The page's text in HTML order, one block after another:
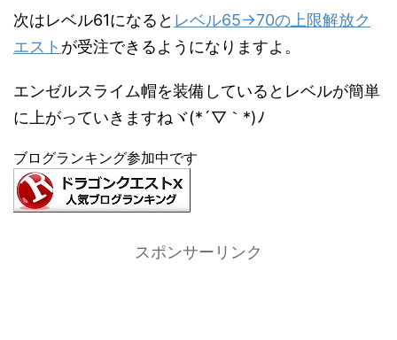
次はレベル61になると レベル65→70の上限解放ク
エスト が受注できるようになりますよ。
エンゼルスライム帽を装備しているとレベルが簡単
に上がっていきますねヾ(*´▽｀*)ﾉ
ブログランキング参加中です
スポンサーリンク